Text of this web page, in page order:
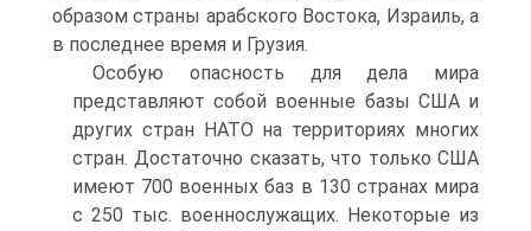
образом страны арабского Востока, Израиль, а
в последнее время и Грузия.
Особую опасность для дела мира
представляют собой военные базы США и
других стран НАТО на территориях многих
стран. Достаточно сказать, что только США
имеют 700 военных баз в 130 странах мира
с 250 тыс. военнослужащих. Некоторые из